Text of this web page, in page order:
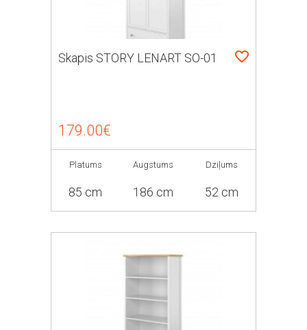
Skapis STORY LENART SO-01
179.00€
Platums
85 cm
Augstums
186 cm
Dziļums
52 cm